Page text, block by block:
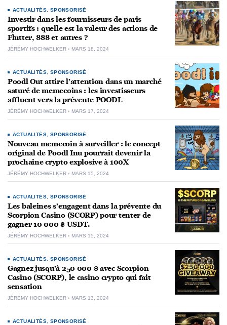
ACTUALITÉS SPONSORISÉ
Investir dans les fournisseurs de paris
sportifs : quelle est la valeur des actions de
Flutter, 888 et autres ?
JÉRÉMY HOCHWELKER MARS 18, 2024
ACTUALITÉS SPONSORISÉ
Poodl Out attire l’attention dans un marché
saturé de memecoins : les investisseurs
affluent vers la prévente POODL
JÉRÉMY HOCHWELKER MARS 17, 2024
ACTUALITÉS SPONSORISÉ
Nouveau memecoin à surveiller : le concept
original de Poodl Inu pourrait devenir la
prochaine crypto explosive à 100X
JÉRÉMY HOCHWELKER MARS 15, 2024
ACTUALITÉS SPONSORISÉ
Les baleines s’engagent dans la prévente du
Scorpion Casino (SCORP) pour tenter de
gagner 10 000 $ USDT.
JÉRÉMY HOCHWELKER MARS 15, 2024
ACTUALITÉS SPONSORISÉ
Gagnez jusqu’à 250 000 $ avec Scorpion
Casino (SCORP), le casino crypto qui fait
sensation
JÉRÉMY HOCHWELKER MARS 13, 2024
ACTUALITÉS SPONSORISÉ